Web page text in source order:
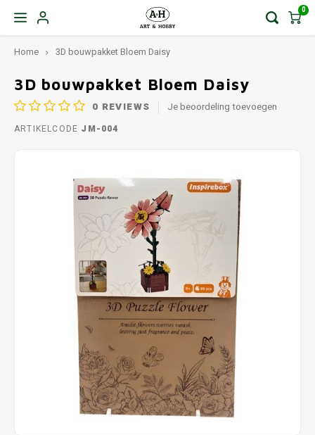
0
Home 3D bouwpakket Bloem Daisy
3D bouwpakket Bloem Daisy
0 REVIEWS Je beoordeling toevoegen
ARTIKELCODE JM-004